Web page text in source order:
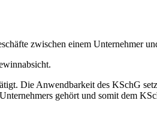
zwischen einem Unternehmer
Die Anwendbarkeit des KSchG
gehört und somit dem